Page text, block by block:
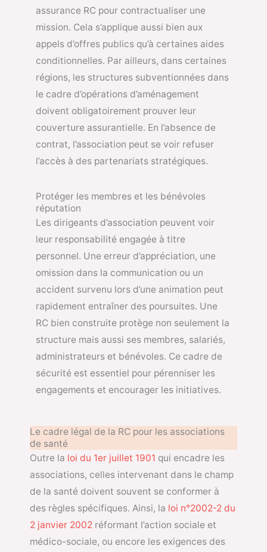
assurance RC pour contractualiser une
mission. Cela s’applique aussi bien aux
appels d’offres publics qu’à certaines aides
conditionnelles. Par ailleurs, dans certaines
régions, les structures subventionnées dans
le cadre d’opérations d’aménagement
doivent obligatoirement prouver leur
couverture assurantielle. En l’absence de
contrat, l’association peut se voir refuser
l’accès à des partenariats stratégiques.
Protéger les membres et les bénévoles
réputation
Les dirigeants d’association peuvent voir
leur responsabilité engagée à titre
personnel. Une erreur d’appréciation, une
omission dans la communication ou un
accident survenu lors d’une animation peut
rapidement entraîner des poursuites. Une
RC bien construite protège non seulement la
structure mais aussi ses membres, salariés,
administrateurs et bénévoles. Ce cadre de
sécurité est essentiel pour pérenniser les
engagements et encourager les initiatives.
Le cadre légal de la RC pour les associations
de santé
Outre la loi du 1er juillet 1901 qui encadre les
associations, celles intervenant dans le champ
de la santé doivent souvent se conformer à
des règles spécifiques. Ainsi, la loi n°2002-2 du
2 janvier 2002 réformant l’action sociale et
médico-sociale, ou encore les exigences des